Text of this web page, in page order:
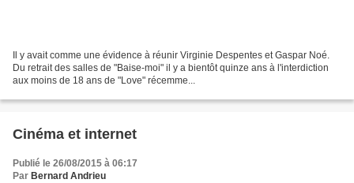
Il y avait comme une évidence à réunir Virginie Despentes et Gaspar Noé.
Du retrait des salles de "Baise-moi" il y a bientôt quinze ans à l'interdiction
aux moins de 18 ans de "Love" récemme...
Cinéma et internet
Publié le 26/08/2015 à 06:17
Par Bernard Andrieu